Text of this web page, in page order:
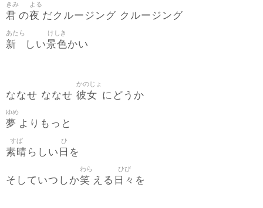
君
きみ
の夜
よる
だクルージング クルージング
新
あたら
しい景色
けしき
かい
ななせ ななせ 彼女
かのじょ
にどうか
夢
ゆめ
よりもっと
素晴
すば
らしい 日
ひ
を
そしていつしか笑
わら
える 日々
ひび
を